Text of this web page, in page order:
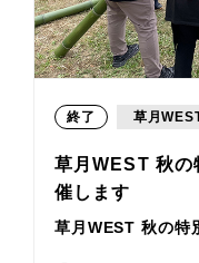
終了 草月
草月WEST 秋の
催します
草月WEST 秋の特